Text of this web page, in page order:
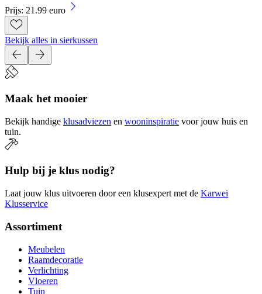
Prijs: 21.99 euro
Bekijk alles in sierkussen
Maak het mooier
Bekijk handige klusadviezen en wooninspiratie voor jouw huis en
tuin.
Hulp bij je klus nodig?
Laat jouw klus uitvoeren door een klusexpert met de Karwei
Klusservice
Assortiment
Meubelen
Raamdecoratie
Verlichting
Vloeren
Tuin